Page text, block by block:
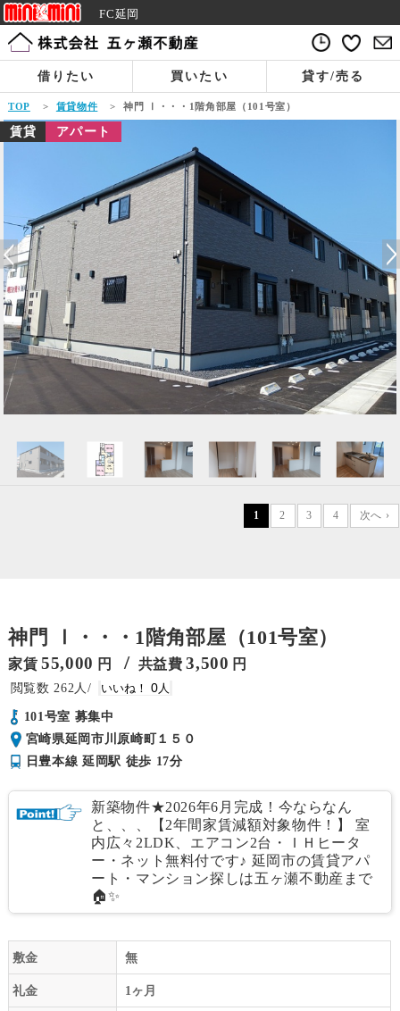
FC延岡
借りたい 買いたい 貸す/売る
TOP > 賃貸物件 > 神門 Ⅰ・・・1階角部屋（101号室）
賃貸 アパート
1 2 3 4 次へ ›
神門 Ⅰ・・・1階角部屋（101号室）
家賃 55,000 円 / 共益費 3,500 円
262
0
101号室 募集中
宮崎県延岡市川原崎町１５０
日豊本線 延岡駅 徒歩 17分
新築物件★2026年6月完成！今ならなん
と、、、【2年間家賃減額対象物件！】 室
内広々2LDK、エアコン2台・ＩＨヒータ
ー・ネット無料付です♪ 延岡市の賃貸アパ
ート・マンション探しは五ヶ瀬不動産まで
🏠✨
敷金 無
礼金 1ヶ月